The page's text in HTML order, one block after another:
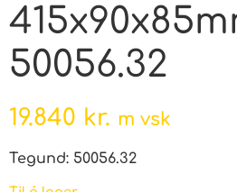
50056.32
19.840 kr. m vsk
Tegund: 50056.32